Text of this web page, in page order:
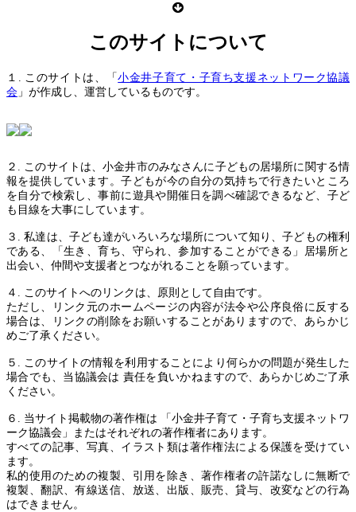
このサイトについて
１. このサイトは、「小金井子育て・子育ち支援ネットワーク協議
会 」が作成し、運営しているものです。
２. このサイトは、小金井市のみなさんに子どもの居場所に関する情
報を提供しています。子どもが今の自分の気持ちで行きたいところ
を自分で検索し、事前に遊具や開催日を調べ確認できるなど、子ど
も目線を大事にしています。
３. 私達は、子ども達がいろいろな場所について知り、子どもの権利
である、「生き、育ち、守られ、参加することができる」居場所と
出会い、仲間や支援者とつながれることを願っています。
４. このサイトへのリンクは、原則として自由です。
ただし、リンク元のホームページの内容が法令や公序良俗に反する
場合は、リンクの削除をお願いすることがありますので、あらかじ
めご了承ください。
５. このサイトの情報を利用することにより何らかの問題が発生した
場合でも、当協議会は 責任を負いかねますので、あらかじめご了承
ください。
６. 当サイト掲載物の著作権は 「小金井子育て・子育ち支援ネットワ
ーク協議会」またはそれぞれの著作権者にあります。
すべての記事、写真、イラスト類は著作権法による保護を受けてい
ます。
私的使用のための複製、引用を除き、著作権者の許諾なしに無断で
複製、翻訳、有線送信、放送、出版、販売、貸与、改変などの行為
はできません。